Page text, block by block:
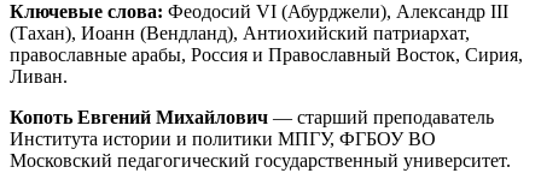
Ключевые слова: Феодосий VI (Абурджели), Александр III
(Тахан), Иоанн (Вендланд), Антиохийский патриархат,
православные арабы, Россия и Православный Восток, Сирия,
Ливан.
Копоть Евгений Михайлович — старший преподаватель
Института истории и политики МПГУ, ФГБОУ ВО
Московский педагогический государственный университет.